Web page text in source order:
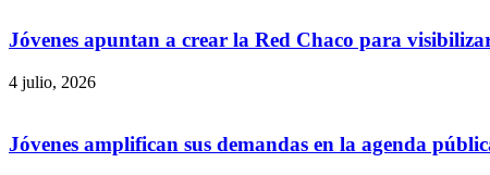
Jóvenes apuntan a crear la Red Chaco para
4 julio, 2026
Jóvenes amplifican sus demandas en la agenda